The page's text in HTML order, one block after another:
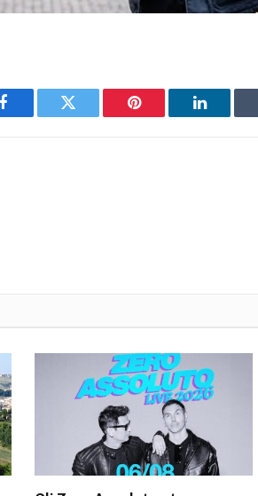
Facebook Twitter Pinterest LinkedIn